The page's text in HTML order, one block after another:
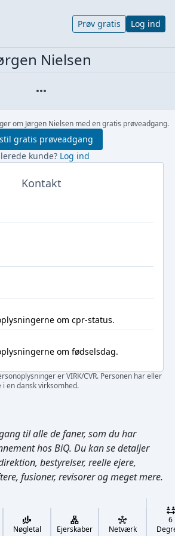
Prøv gratis Log ind
Nielsen
om Jørgen Nielsen med en gratis prøveadgang.
gratis prøveadgang
kunde? Log ind
Kontakt
om cpr-status.
om fødselsdag.
er VIRK/CVR. Personen har eller
en dansk virksomhed.
til alle de faner, som du har
hos BiQ. Du kan se detaljer
bestyrelser, reelle ejere,
fusioner, revisorer og meget mere.
Nøgletal Ejerskaber Netværk
6